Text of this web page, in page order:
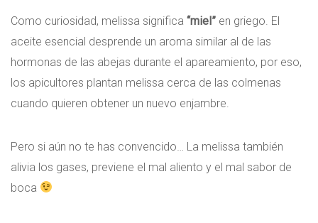
Como curiosidad, melissa significa “miel” en griego. El
aceite esencial desprende un aroma similar al de las
hormonas de las abejas durante el apareamiento, por eso,
los apicultores plantan melissa cerca de las colmenas
cuando quieren obtener un nuevo enjambre.
Pero si aún no te has convencido… La melissa también
alivia los gases, previene el mal aliento y el mal sabor de
boca